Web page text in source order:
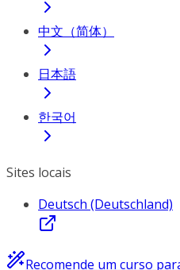
中文（简体）
日本語
한국어
Sites locais
Deutsch (Deutschland)
Recomende um curso